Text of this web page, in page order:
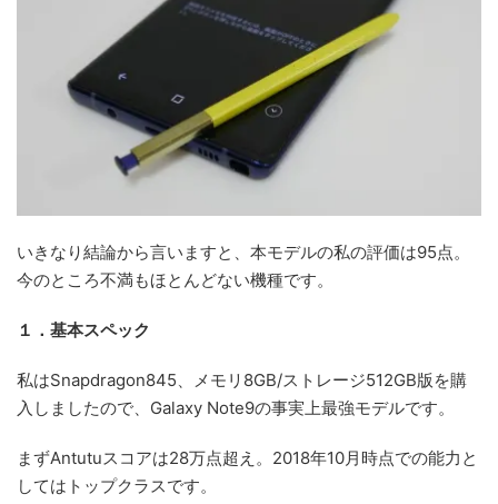
いきなり結論から言いますと、本モデルの私の評価は95点。
今のところ不満もほとんどない機種です。
１．基本スペック
私はSnapdragon845、メモリ8GB/ストレージ512GB版を購
入しましたので、Galaxy Note9の事実上最強モデルです。
まずAntutuスコアは28万点超え。2018年10月時点での能力と
してはトップクラスです。